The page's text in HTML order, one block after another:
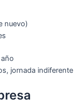
nuevo)
jornada indiferente